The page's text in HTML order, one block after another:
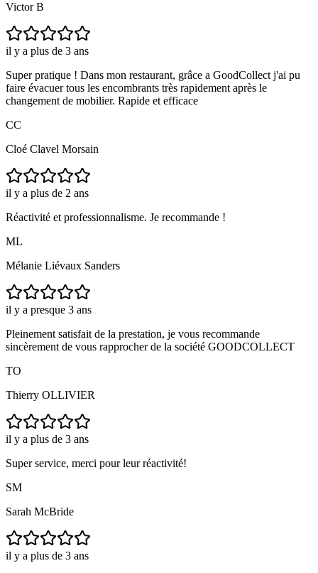
Victor B
il y a plus de 3 ans
Super pratique ! Dans mon restaurant, grâce a GoodCollect j'ai pu
faire évacuer tous les encombrants très rapidement après le
changement de mobilier. Rapide et efficace
CC
Cloé Clavel Morsain
il y a plus de 2 ans
Réactivité et professionnalisme. Je recommande !
ML
Mélanie Liévaux Sanders
il y a presque 3 ans
Pleinement satisfait de la prestation, je vous recommande
sincèrement de vous rapprocher de la société GOODCOLLECT
TO
Thierry OLLIVIER
il y a plus de 3 ans
Super service, merci pour leur réactivité!
SM
Sarah McBride
il y a plus de 3 ans